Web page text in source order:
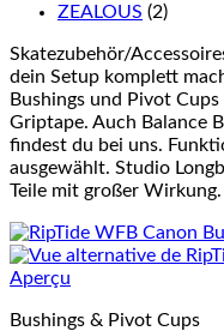
ZEALOUS (2)
Skatezubehör/
dein Setup komplett
Bushings und Pivot
Griptape. Auch Balance
findest du bei uns.
ausgewählt. Studio
Teile mit großer Wirkung.
Aperçu
Bushings & Pivot Cups